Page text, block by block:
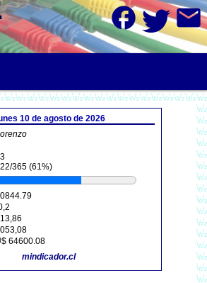
facebook mail
10 de agosto de 2026
365 (61%)
64600.08
mindicador.cl